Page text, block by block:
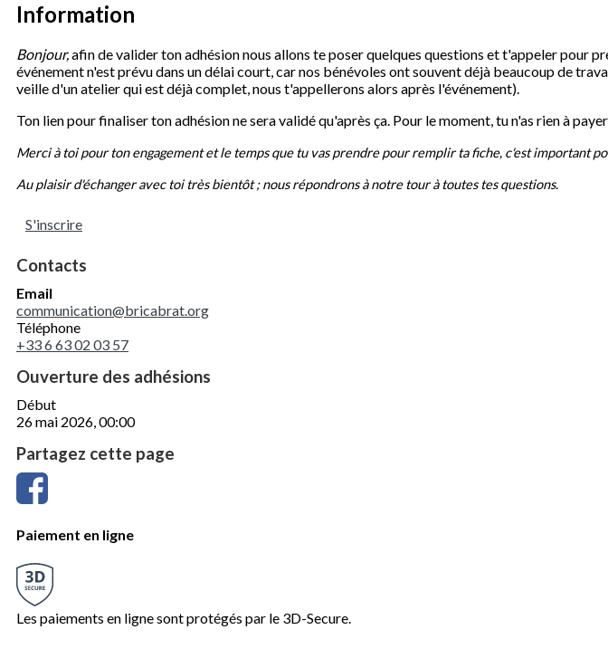
Information
Bonjour,afin de valider ton adhésion nous allons te poser quelques questions et t'appeler pour
événement n'est prévu dans un délai court, car nos bénévoles ont souvent déjà beaucoup de
veille d'un atelier qui est déjà complet, nous t'appellerons alors après l'événement).
Ton lien pour finaliser ton adhésion ne sera validé qu'après ça. Pour le moment, tu n'as rien à
Merci à toi pour ton engagement et le temps que tu vas prendre pour remplir ta fiche, c'est important
Au plaisir d'échanger avec toi très bientôt ; nous répondrons à notre tour à toutes tes questions.
S'inscrire
Contacts
Email
communication@bricabrat.org
Téléphone
+33 6 63 02 03 57
Ouverture des adhésions
Début
26 mai 2026, 00:00
Partagez cette page
Paiement en ligne
Les paiements en ligne sont protégés par le 3D-Secure.